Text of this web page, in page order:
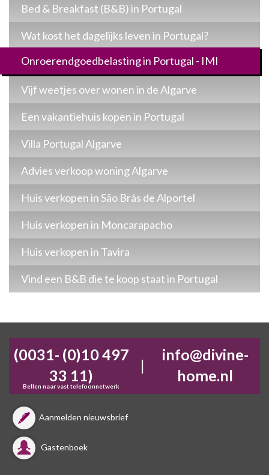
Bed & Breakfast (B&B) in Portugal
Wat kost het dagelijks leven in Portugal?
Onroerendgoedbelasting in Portugal - IMI
Vijf weetjes over wonen in de Algarve
Een vakantiehuis kopen in Portugal
Villa Portugal Algarve
Advies verkoop woning Algarve
Huis verkopen in São Brás de Alportel
Huis verkopen in Moncarapacho
Huis verkopen in Tavira
Vind een B&B die te koop staat in Portugal
(0031- (0)10 497
33 11)
Bellen naar vast telefoonnetwerk
|
info@divine-
home.nl
Aanmelden nieuwsbrief
Gastenboek